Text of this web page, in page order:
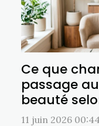
Ce que
passage
beauté
11 juin 2026